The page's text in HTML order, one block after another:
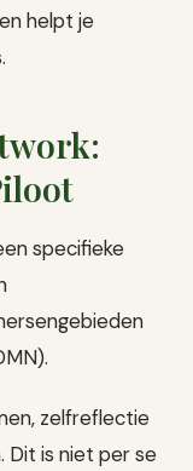
helpt je
specifieke
zelfreflectie
Dit is niet per se